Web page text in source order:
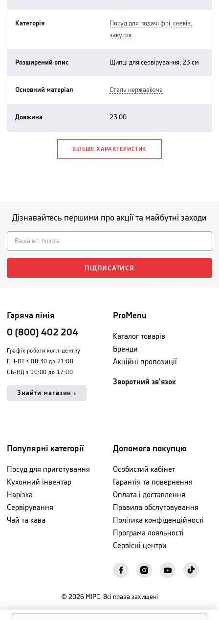
Категорія
закусок
Розширений опис щипці для сервірування, 23 см
Основний матеріал сталь нержавіюча
Довжина 23.00
БІЛЬШЕ ХАРАКТЕРИСТИК
Дізнавайтесь першими про акції та майбутні заходи
ПІДПИСАТИСЯ
Гаряча лінія
0 (800) 402 204
Графік роботи колл-центру
ПН-ПТ з 08:30 до 21:00
СБ-НД з 10:00 до 17:00
Знайти магазин
ProMenu
Каталог товарів
Бренди
Акційні пропозиції
Зворотний зв'язок
Популярні категорії
Посуд для приготування
Кухонний інвентар
Нарізка
Сервірування
Чай та кава
Допомога покупцю
Особистий кабінет
Гарантія та повернення
Оплата і доставлення
Правила обслуговування
Політика конфіденційності
Програма лояльності
Сервісні центри
© 2026 МІРС. Всі права захищені